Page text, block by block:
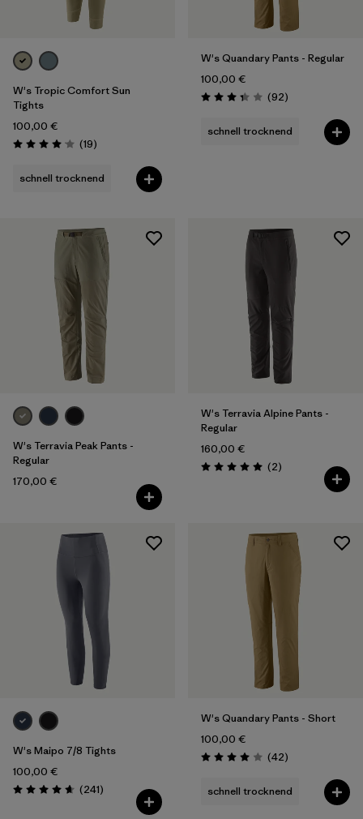
W's Tropic Comfort Sun
Tights
100,00 €
Bewertung: 4.1 / 5
(19Rezensionen
)
schnell trocknend
W's Quandary Pants - Regular
100,00 €
Bewertung: 3.4 / 5
(92Rezensionen
)
schnell trocknend
W's Terravia Peak Pants -
Regular
170,00 €
W's Terravia Alpine Pants -
Regular
160,00 €
Bewertung: 5.0 / 5
(2Rezensionen
)
W's Maipo 7/8 Tights
100,00 €
Bewertung: 4.7 / 5
(241Rezensionen
)
W's Quandary Pants - Short
100,00 €
Bewertung: 4.0 / 5
(42Rezensionen
)
schnell trocknend